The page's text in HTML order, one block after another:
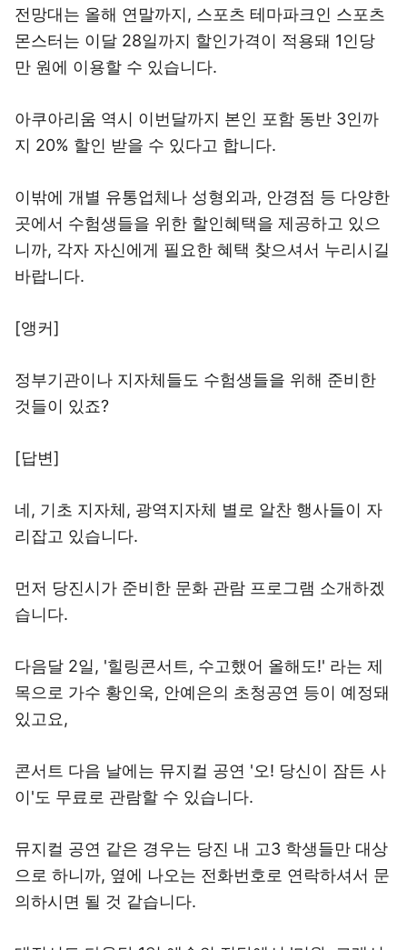
전망대는 올해 연말까지, 스포츠 테마파크인 스포츠
몬스터는 이달 28일까지 할인가격이 적용돼 1인당
만 원에 이용할 수 있습니다.
아쿠아리움 역시 이번달까지 본인 포함 동반 3인까
지 20% 할인 받을 수 있다고 합니다.
이밖에 개별 유통업체나 성형외과, 안경점 등 다양한
곳에서 수험생들을 위한 할인혜택을 제공하고 있으
니까, 각자 자신에게 필요한 혜택 찾으셔서 누리시길
바랍니다.
[앵커]
정부기관이나 지자체들도 수험생들을 위해 준비한
것들이 있죠?
[답변]
네, 기초 지자체, 광역지자체 별로 알찬 행사들이 자
리잡고 있습니다.
먼저 당진시가 준비한 문화 관람 프로그램 소개하겠
습니다.
다음달 2일, '힐링콘서트, 수고했어 올해도!' 라는 제
목으로 가수 황인욱, 안예은의 초청공연 등이 예정돼
있고요,
콘서트 다음 날에는 뮤지컬 공연 '오! 당신이 잠든 사
이'도 무료로 관람할 수 있습니다.
뮤지컬 공연 같은 경우는 당진 내 고3 학생들만 대상
으로 하니까, 옆에 나오는 전화번호로 연락하셔서 문
의하시면 될 것 같습니다.